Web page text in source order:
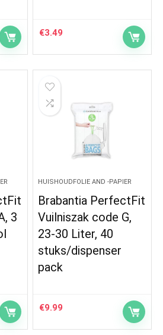
€3.49
3
HUISHOUDFOLIE AND -PAPIER
Brabantia PerfectFit
Vuilniszak code G,
23-30 Liter, 40
stuks/dispenser
pack
€9.99